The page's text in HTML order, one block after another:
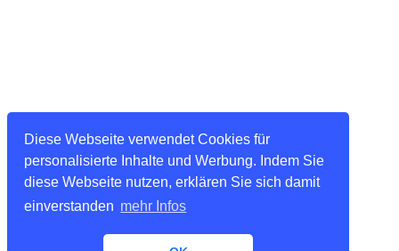
Diese Webseite verwendet Cookies für
personalisierte Inhalte und Werbung. Indem Sie
diese Webseite nutzen, erklären Sie sich damit
einverstanden mehr Infos